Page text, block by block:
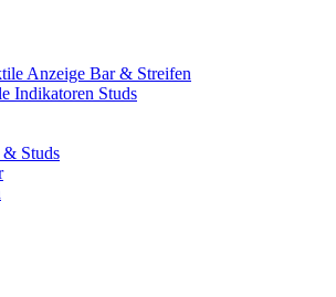
Anzeige Bar & Streifen
Indikatoren Studs
& Studs